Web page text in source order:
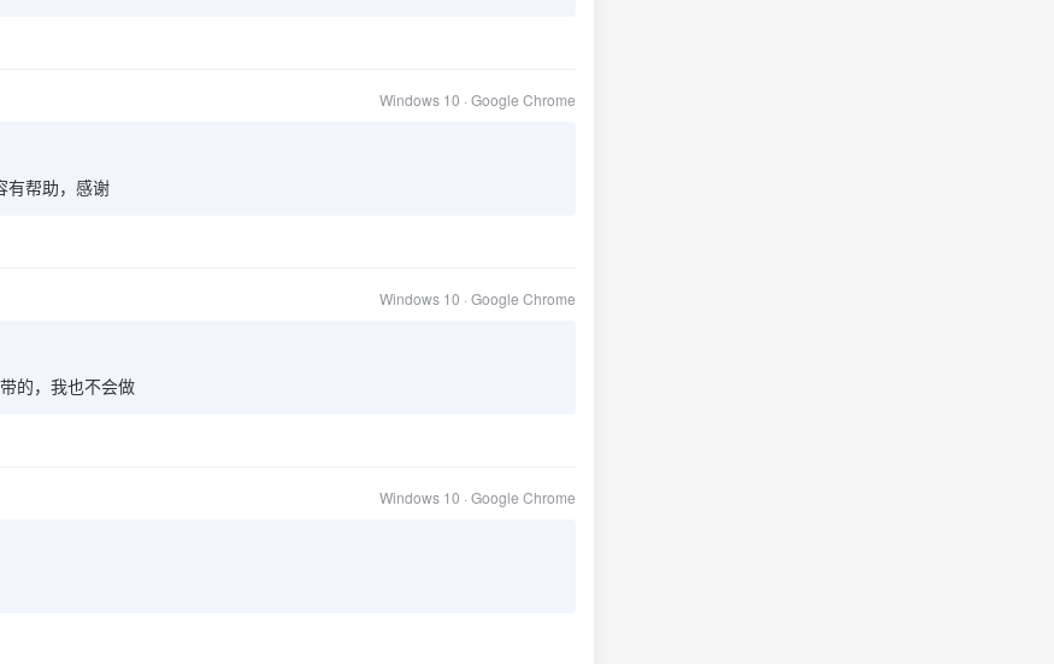
Windows 10 · Google Chrome
有帮助，感谢
Windows 10 · Google Chrome
的，我也不会做
Windows 10 · Google Chrome